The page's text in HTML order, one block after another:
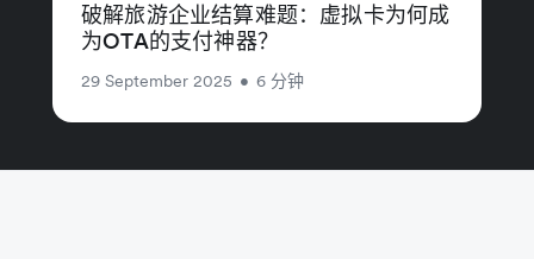
破解旅游企业结算难题：虚拟卡为何成
为OTA的支付神器？
29 September 2025 • 6 分钟